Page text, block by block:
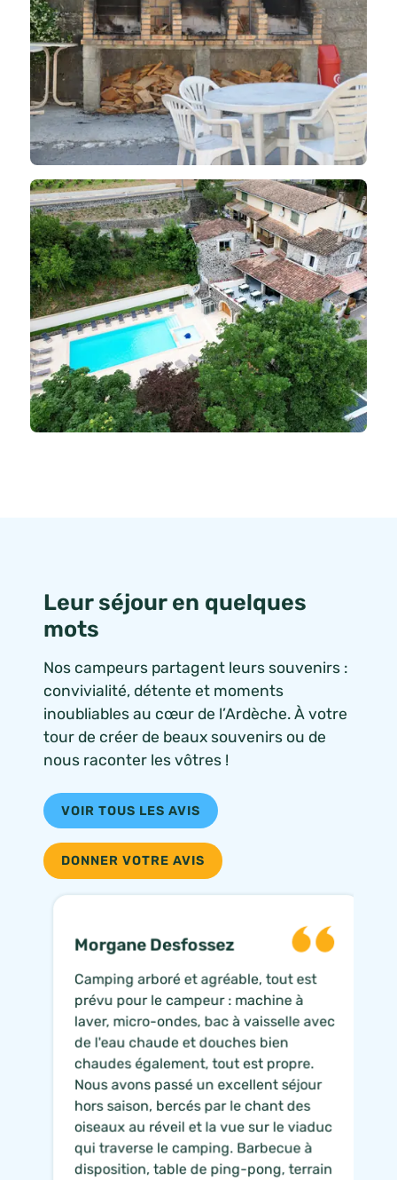
Leur séjour en quelques
mots
Nos campeurs partagent leurs souvenirs :
convivialité, détente et moments
inoubliables au cœur de l’Ardèche. À votre
tour de créer de beaux souvenirs ou de
nous raconter les vôtres !
VOIR TOUS LES AVIS
DONNER VOTRE AVIS
Morgane Desfossez
Camping arboré et agréable, tout est
prévu pour le campeur : machine à
laver, micro-ondes, bac à vaisselle avec
de l'eau chaude et douches bien
chaudes également, tout est propre.
Nous avons passé un excellent séjour
hors saison, bercés par le chant des
oiseaux au réveil et la vue sur le viaduc
qui traverse le camping. Barbecue à
disposition, table de ping-pong, terrain